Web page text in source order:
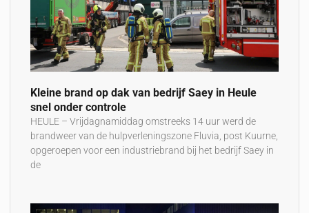
Kleine brand op dak van bedrijf Saey in Heule
snel onder controle
HEULE – Vrijdagnamiddag omstreeks 14 uur werd de
brandweer van de hulpverleningszone Fluvia, post Kuurne,
opgeroepen voor een industriebrand bij het bedrijf Saey in
de